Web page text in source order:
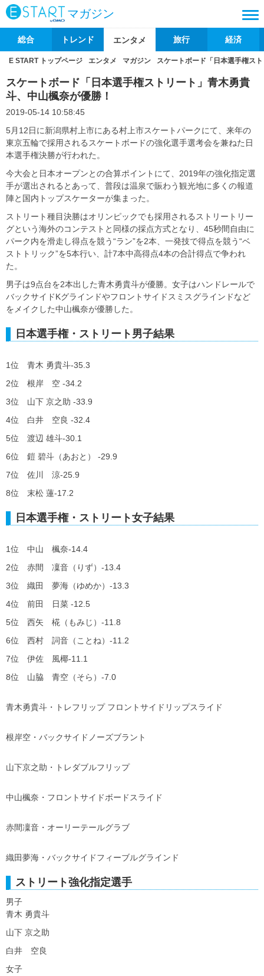
マガジン
総合 トレンド エンタメ 旅行 経済
E START トップページ エンタメ マガジン スケートボード「日本選手権ス
スケートボード「日本選手権ストリート」青木勇貴
斗、中山楓奈が優勝！
2019-05-14 10:58:45
5月12日に新潟県村上市にある村上市スケートパークにて、来年の
東京五輪で採用されるスケートボードの強化選手選考会を兼ねた日
本選手権決勝が行われた。
今大会と日本オープンとの合算ポイントにて、2019年の強化指定選
手が選出されるとあって、普段は温泉で賑わう観光地に多くの報道
陣と国内トップスケーターが集まった。
ストリート種目決勝はオリンピックでも採用されるストリートリー
グという海外のコンテストと同様の採点方式となり、45秒間自由に
パーク内を滑走し得点を競う“ラン”を2本、一発技で得点を競う“ベ
ストトリック”を5本行い、計7本中高得点4本の合計得点で争われ
た。
男子は9点台を2本出した青木勇貴斗が優勝。女子はハンドレールで
バックサイドKグラインドやフロントサイドスミスグラインドなど
をメイクした中山楓奈が優勝した。
日本選手権・ストリート男子結果
1位 青木 勇貴斗-35.3
2位 根岸 空 -34.2
3位 山下 京之助 -33.9
4位 白井 空良 -32.4
5位 渡辺 雄斗-30.1
6位 鎧 碧斗（あおと） -29.9
7位 佐川 涼-25.9
8位 末松 蓮-17.2
日本選手権・ストリート女子結果
1位 中山 楓奈-14.4
2位 赤間 凜音（りず）-13.4
3位 織田 夢海（ゆめか）-13.3
4位 前田 日菜 -12.5
5位 西矢 椛（もみじ）-11.8
6位 西村 詞音（ことね）-11.2
7位 伊佐 風椰-11.1
8位 山脇 青空（そら）-7.0
青木勇貴斗・トレフリップ フロントサイドリップスライド
根岸空・バックサイドノーズブラント
山下京之助・トレダブルフリップ
中山楓奈・フロントサイドボードスライド
赤間凜音・オーリーテールグラブ
織田夢海・バックサイドフィーブルグラインド
ストリート強化指定選手
男子
青木 勇貴斗
山下 京之助
白井 空良
女子